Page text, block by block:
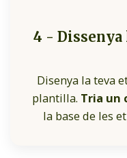
4 -
Disenya la teva
plantilla. Tria un
la base de les